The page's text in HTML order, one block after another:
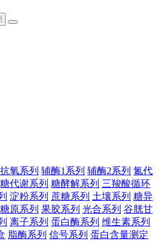
抗氧系列 辅酶1系列 辅酶2系列 氮代
糖代谢系列 糖酵解系列 三羧酸循环
淀粉系列 蔗糖系列 土壤系列 糖异
糖原系列 果胶系列 光合系列 谷胱甘
离子系列 蛋白酶系列 维生素系列
脂酶系列 信号系列 蛋白含量测定